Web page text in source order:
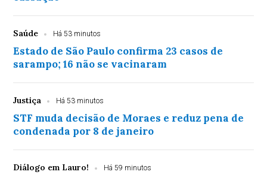
Saúde Há 53 minutos
Estado de São Paulo confirma 23 casos de
sarampo; 16 não se vacinaram
Justiça Há 53 minutos
STF muda decisão de Moraes e reduz pena de
condenada por 8 de janeiro
Diálogo em Lauro! Há 59 minutos